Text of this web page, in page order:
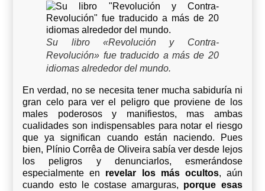
Su libro «Revolución y Contra-
Revolución» fue traducido a más de 20
idiomas alrededor del mundo.
En verdad, no se necesita tener mucha sabiduría ni
gran celo para ver el peligro que proviene de los
males poderosos y manifiestos, mas ambas
cualidades son indispensables para notar el riesgo
que ya significan cuando están naciendo. Pues
bien, Plínio Corrêa de Oliveira sabía ver desde lejos
los peligros y denunciarlos, esmerándose
especialmente en revelar los más ocultos, aún
cuando esto le costase amarguras, porque esas